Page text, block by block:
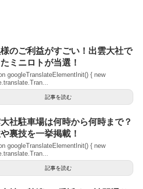
のご利益がすごい！出雲大社で
ミニロトが当選！
googleTranslateElementInit() { new
記事を読む
社駐車場は何時から何時まで？
裏技を一挙掲載！
googleTranslateElementInit() { new
記事を読む